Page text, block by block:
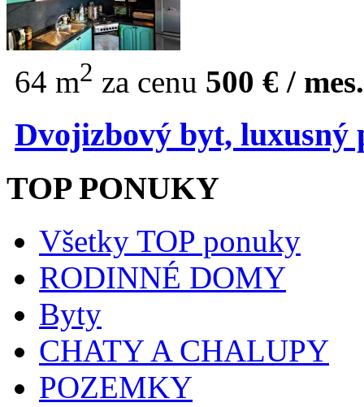
64 m2 za cenu 500 € / mes.
Dvojizbový byt, luxusný
TOP PONUKY
Všetky TOP ponuky
RODINNÉ DOMY
Byty
CHATY A CHALUPY
POZEMKY